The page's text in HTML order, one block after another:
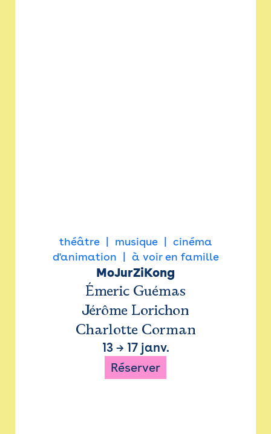
théâtre musique
cinéma
d'animation
à voir en famille
MoJurZiKong
Émeric Guémas
Jérôme Lorichon
Charlotte Corman
13→ 17 janv.
Réserver